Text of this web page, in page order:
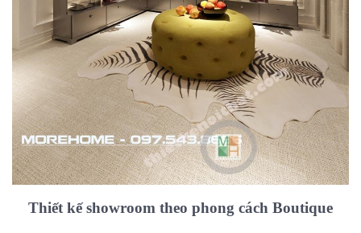
Thiết kế showroom theo phong cách Boutique